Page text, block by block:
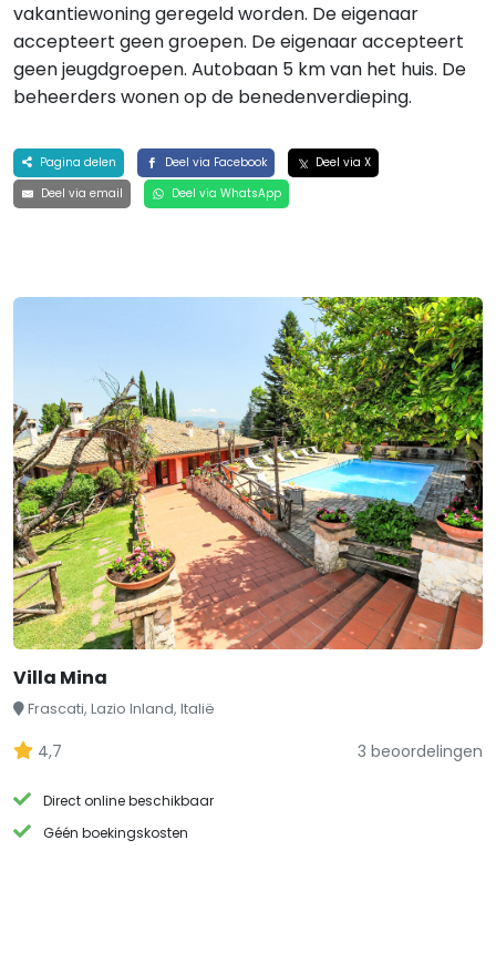
vakantiewoning geregeld worden. De eigenaar
accepteert geen groepen. De eigenaar accepteert
geen jeugdgroepen. Autobaan 5 km van het huis. De
beheerders wonen op de benedenverdieping.
Pagina delen Deel via Facebook
Deel via X
Deel via email
Deel via WhatsApp
Villa Mina
Frascati, Lazio Inland, Italië
4,7 3 beoordelingen
Direct online beschikbaar
Géén boekingskosten